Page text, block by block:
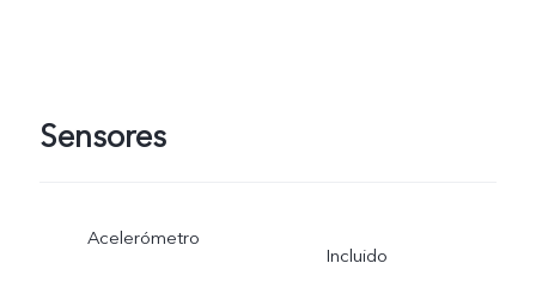
Sensores
Acelerómetro
Incluido